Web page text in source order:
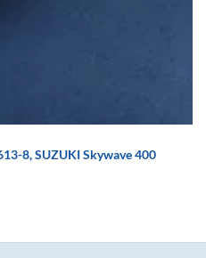
8, SUZUKI Skywave 400